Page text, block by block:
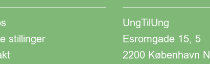
stillinger
UngTilUng
Esromgade 15, 5
2200 København N